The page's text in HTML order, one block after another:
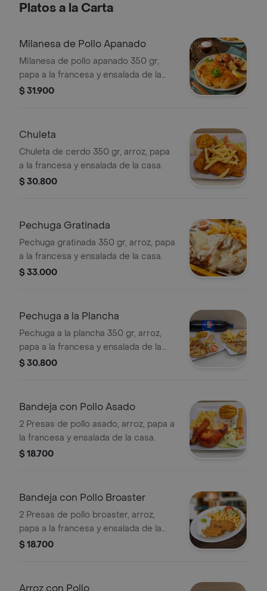
Platos a la Carta
Milanesa de Pollo Apanado
Milanesa de pollo apanado 350 gr,
papa a la francesa y ensalada de la
casa.
$ 31.900
Chuleta
Chuleta de cerdo 350 gr, arroz, papa
a la francesa y ensalada de la casa.
$ 30.800
Pechuga Gratinada
Pechuga gratinada 350 gr, arroz, papa
a la francesa y ensalada de la casa.
$ 33.000
Pechuga a la Plancha
Pechuga a la plancha 350 gr, arroz,
papa a la francesa y ensalada de la
casa.
$ 30.800
Bandeja con Pollo Asado
2 Presas de pollo asado, arroz, papa a
la francesa y ensalada de la casa.
$ 18.700
Bandeja con Pollo Broaster
2 Presas de pollo broaster, arroz,
papa a la francesa y ensalada de la
casa.
$ 18.700
Arroz con Pollo